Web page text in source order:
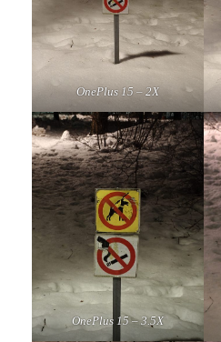
OnePlus 15 – 2X
OnePlus 15 – 3.5X